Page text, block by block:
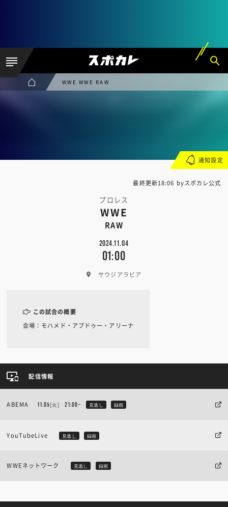
WWE WWE RAW
最終更新18:06 byスポカレ公式
プロレス
WWE
RAW
2024.11.04
01:00
サウジアラビア
通知設定
この試合の概要
会場：モハメド・アブドゥー・アリーナ
配信情報
ABEMA 11.05[火] 21:00~ 見逃し 録画
YouTubeLive 見逃し 録画
WWEネットワーク 見逃し 録画